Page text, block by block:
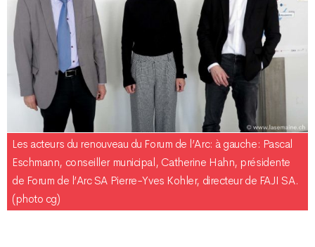
Les acteurs du renouveau du Forum de l’Arc: à gauche: Pascal
Eschmann, conseiller municipal, Catherine Hahn, présidente
de Forum de l’Arc SA Pierre-Yves Kohler, directeur de FAJI SA.
(photo cg)